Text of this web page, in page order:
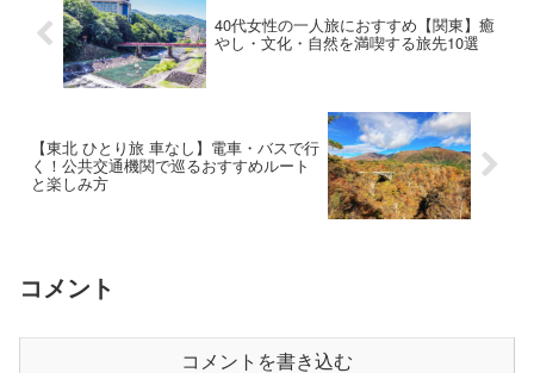
40代女性の一人旅におすすめ【関東】癒
やし・文化・自然を満喫する旅先10選
【東北 ひとり旅 車なし】電車・バスで行
く！公共交通機関で巡るおすすめルート
と楽しみ方
コメント
コメントを書き込む